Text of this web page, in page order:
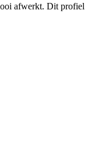
afwerkt. Dit profiel